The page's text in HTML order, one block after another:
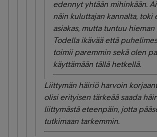
edennyt yhtään mihinkään.
näin kuluttajan kannalta, toki
asiakas, mutta tuntuu
Todella ikävää että
toimii paremmin sekä olen
käyttämään tällä hetkellä.
Liittymän häiriö harvoin
olisi erityisen tärkeää saada
liittymästä eteenpäin, jotta
tutkimaan tarkemmin.